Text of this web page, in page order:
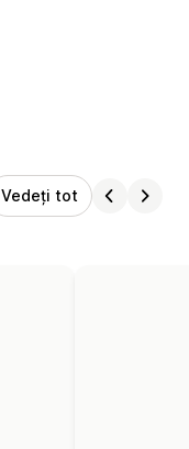
Vedeți tot